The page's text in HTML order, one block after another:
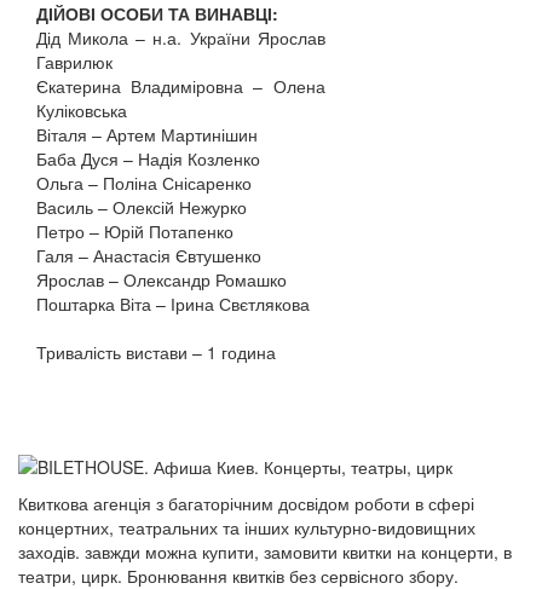
ДІЙОВІ ОСОБИ ТА ВИНАВЦІ:
Дід Микола – н.а. України Ярослав
Гаврилюк
Єкатерина Владиміровна – Олена
Куліковська
Віталя – Артем Мартинішин
Баба Дуся – Надія Козленко
Ольга – Поліна Снісаренко
Василь – Олексій Нежурко
Петро – Юрій Потапенко
Галя – Анастасія Євтушенко
Ярослав – Олександр Ромашко
Поштарка Віта – Ірина Свєтлякова
Тривалість вистави – 1 година
Квиткова агенція з багаторічним досвідом роботи в сфері
концертних, театральних та інших культурно-видовищних
заходів. завжди можна купити, замовити квитки на концерти, в
театри, цирк. Бронювання квитків без сервісного збору.